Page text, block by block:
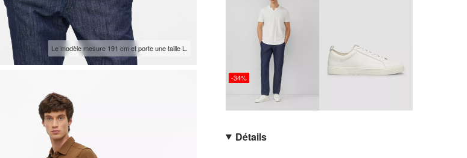
Le modèle mesure 191 cm et porte une taille L.
-34%
Détails